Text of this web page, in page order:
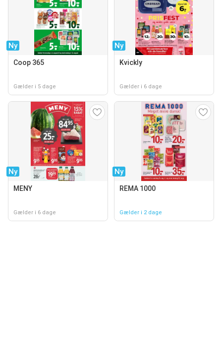
Ny
Coop 365
Gælder i 5 dage
Ny
Kvickly
Gælder i 6 dage
Ny
MENY
Gælder i 6 dage
Ny
REMA 1000
Gælder i 2 dage